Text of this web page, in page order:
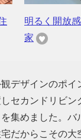
明るく開放
家
デザインのポ
セカンドリビ
集めました。
だからこその